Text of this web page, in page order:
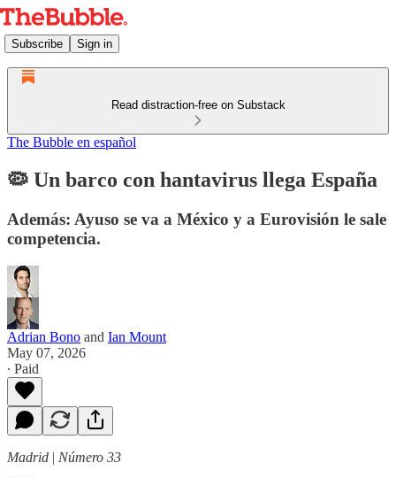
Subscribe Sign in
Read distraction-free on Substack
The Bubble en español
🦠 Un barco con hantavirus llega España
Además: Ayuso se va a México y a Eurovisión le sale
competencia.
Adrian Bono and Ian Mount
May 07, 2026
∙ Paid
Madrid | Número 33